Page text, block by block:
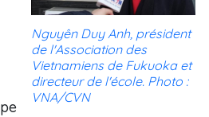
Nguyên Duy Anh, président
de l'Association des
Vietnamiens de Fukuoka et
directeur de l'école. Photo :
VNA/CVN